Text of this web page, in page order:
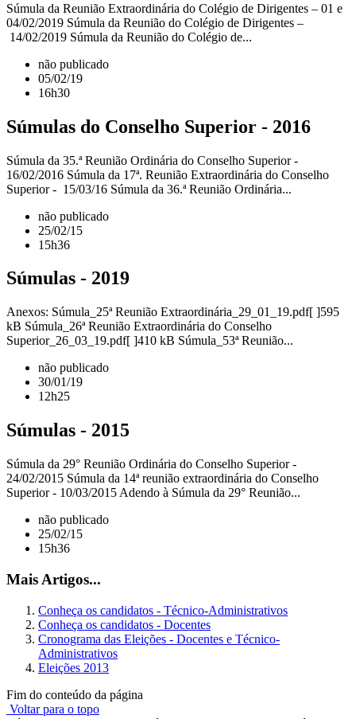
Súmula da Reunião Extraordinária do Colégio de Dirigentes – 01 e
04/02/2019 Súmula da Reunião do Colégio de Dirigentes –
14/02/2019 Súmula da Reunião do Colégio de...
não publicado
05/02/19
16h30
Súmulas do Conselho Superior - 2016
Súmula da 35.ª Reunião Ordinária do Conselho Superior -
16/02/2016 Súmula da 17ª. Reunião Extraordinária do Conselho
Superior - 15/03/16 Súmula da 36.ª Reunião Ordinária...
não publicado
25/02/15
15h36
Súmulas - 2019
Anexos: Súmula_25ª Reunião Extraordinária_29_01_19.pdf[ ]595
kB Súmula_26ª Reunião Extraordinária do Conselho
Superior_26_03_19.pdf[ ]410 kB Súmula_53ª Reunião...
não publicado
30/01/19
12h25
Súmulas - 2015
Súmula da 29° Reunião Ordinária do Conselho Superior -
24/02/2015 Súmula da 14ª reunião extraordinária do Conselho
Superior - 10/03/2015 Adendo à Súmula da 29° Reunião...
não publicado
25/02/15
15h36
Mais Artigos...
Conheça os candidatos - Técnico-Administrativos
Conheça os candidatos - Docentes
Cronograma das Eleições - Docentes e Técnico-
Administrativos
Eleições 2013
Fim do conteúdo da página
Voltar para o topo